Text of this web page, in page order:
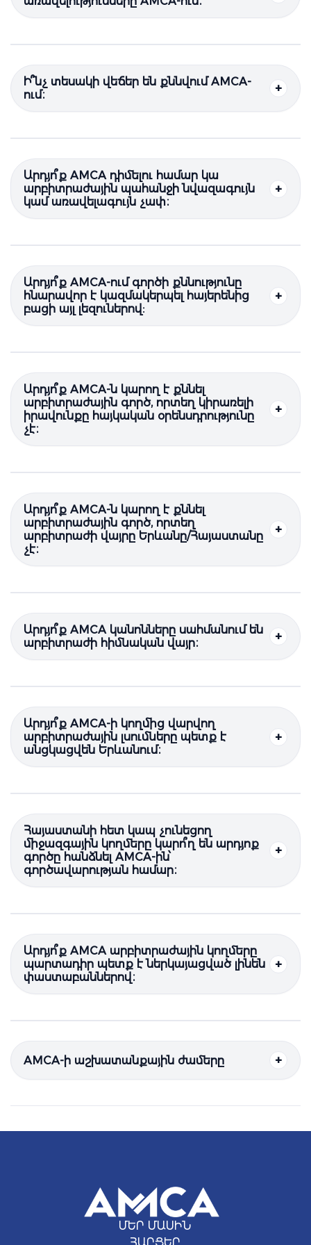
Ի՞նչ տեսակի վեճեր են քննվում AMCA-
ում։
Արդյո՞ք AMCA դիմելու համար կա
արբիտրաժային պահանջի նվազագույն
կամ առավելագույն չափ։
Արդյո՞ք AMCA-ում գործի քննությունը
հնարավոր է կազմակերպել հայերենից
բացի այլ լեզուներով:
Արդյո՞ք AMCA-ն կարող է քննել
արբիտրաժային գործ, որտեղ կիրառելի
իրավունքը հայկական օրենսդրությունը
չէ։
Արդյո՞ք AMCA-ն կարող է քննել
արբիտրաժային գործ, որտեղ
արբիտրաժի վայրը Երևանը/Հայաստանը
չէ։
Արդյո՞ք AMCA կանոնները սահմանում են
արբիտրաժի հիմնական վայր։
Արդյո՞ք AMCA-ի կողմից վարվող
արբիտրաժային լսումները պետք է
անցկացվեն Երևանում։
Հայաստանի հետ կապ չունեցող
միջազգային կողմերը կարո՞ղ են արդյոք
գործը հանձնել AMCA-ին՝
գործավարության համար։
Արդյո՞ք AMCA արբիտրաժային կողմերը
պարտադիր պետք է ներկայացված լինեն
փաստաբաններով։
AMCA-ի աշխատանքային ժամերը
ՄԵՐ ՄԱՍԻՆ